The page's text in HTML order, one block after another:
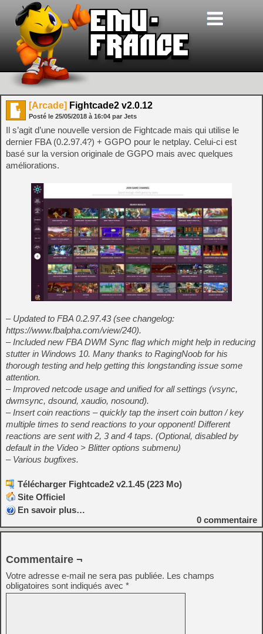
[Arcade] Fightcade2 v2.0.12
Posté le 25/05/2018 à 16:04 par Jets
Il s’agit d’une nouvelle version de Fightcade mais qui utilise le
dernier FBA (0.2.97.4?) + GGPO pour le netplay. Celui-ci est
basé sur la version originale de GGPO mais avec quelques
améliorations.
– Updated to FBA 0.2.97.43 (see changelog:
https://www.fbalpha.com/view/240).
– Included new FBA DWM Sync flag which might help in reducing
stutter in Windows 10. Many thanks to RagingNoob for his
thorough testing and help getting this longstanding issue some
attention.
– Improved netcode usage and unified for all settings (vsync,
dwmsync, dsound, xaudio, nosound).
– Insert coin reactions – quickly tap the insert coin button / key
multiple times to send reactions to your opponent! Different
reactions are sent with 2, 3 and 4 taps. (Optional, disabled by
default in the Video > Blitter options submenu)
– Various bugfixes.
Télécharger Fightcade2 v2.1.45 (223 Mo)
Site Officiel
En savoir plus…
0 commentaire
Commentaire ¬
Votre adresse e-mail ne sera pas publiée. Les champs
obligatoires sont indiqués avec *